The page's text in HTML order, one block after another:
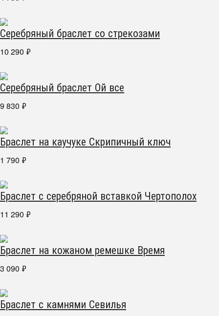
Серебряный браслет со стрекозами
10 290 ₽
Серебряный браслет Ой все
9 830 ₽
Браслет на каучуке Скрипичный ключ
1 790 ₽
Браслет с серебряной вставкой Чертополох
11 290 ₽
Браслет на кожаном ремешке Время
3 090 ₽
Браслет с камнями Севилья